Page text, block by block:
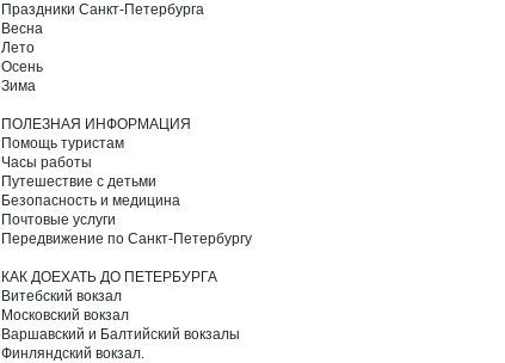
Праздники Санкт-Петербурга
Весна
Лето
Осень
Зима
ПОЛЕЗНАЯ ИНФОРМАЦИЯ
Помощь туристам
Часы работы
Путешествие с детьми
Безопасность и медицина
Почтовые услуги
Передвижение по Санкт-Петербургу
КАК ДОЕХАТЬ ДО ПЕТЕРБУРГА
Витебский вокзал
Московский вокзал
Варшавский и Балтийский вокзалы
Финляндский вокзал.